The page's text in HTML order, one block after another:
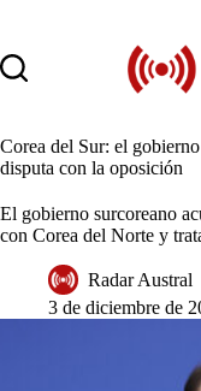
contenido
Corea del Sur: el
disputa con la oposición
El gobierno surcoreano
con Corea del Norte y
Radar Austral
3 de diciembre de